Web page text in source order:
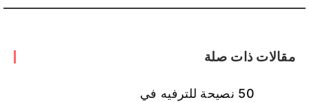
مقالات ذات صلة
50 نصيحة للترفيه في